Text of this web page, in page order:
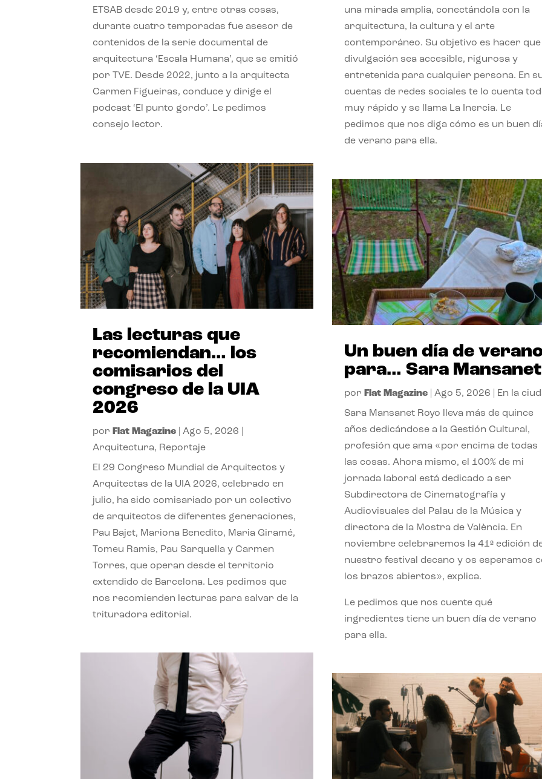
ETSAB desde 2019 y, entre otras cosas,
durante cuatro temporadas fue asesor de
contenidos de la serie documental de
arquitectura ‘Escala Humana’, que se emitió
por TVE. Desde 2022, junto a la arquitecta
Carmen Figueiras, conduce y dirige el
podcast ‘El punto gordo’. Le pedimos
consejo lector.
Las lecturas que
recomiendan… los
comisarios del
congreso de la UIA
2026
por Flat Magazine |Ago 5, 2026
Arquitectura, Reportaje
El 29 Congreso Mundial de Arquitectos y
Arquitectas de la UIA 2026, celebrado en
julio, ha sido comisariado por un colectivo
de arquitectos de diferentes generaciones,
Pau Bajet, Mariona Benedito, Maria Giramé,
Tomeu Ramis, Pau Sarquella y Carmen
Torres, que operan desde el territorio
extendido de Barcelona. Les pedimos que
nos recomienden lecturas para salvar de la
trituradora editorial.
una mirada amplia, conectándola con la
arquitectura, la cultura y el arte
contemporáneo. Su objetivo es hacer que
divulgación sea accesible, rigurosa y
entretenida para cualquier persona. En
cuentas de redes sociales te lo cuenta
muy rápido y se llama La Inercia. Le
pedimos que nos diga cómo es un buen
de verano para ella.
Un buen día de
para… Sara Mansanet
por Flat Magazine| Ago 5, 2026 En la
Sara Mansanet Royo lleva más de quince
años dedicándose a la Gestión Cultural,
profesión que ama «por encima de todas
las cosas. Ahora mismo, el 100% de mi
jornada laboral está dedicado a ser
Subdirectora de Cinematografía y
Audiovisuales del Palau de la Música y
directora de la Mostra de València. En
noviembre celebraremos la 41ª edición
nuestro festival decano y os esperamos
los brazos abiertos», explica.
Le pedimos que nos cuente qué
ingredientes tiene un buen día de verano
para ella.